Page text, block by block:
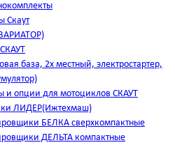
Скаут
база, 2х местный, электростартер,
и опции для мотоциклов СКАУТ
ЛИДЕР(Ижтехмаш)
БЕЛКА сверхкомпактные
ДЕЛЬТА компактные